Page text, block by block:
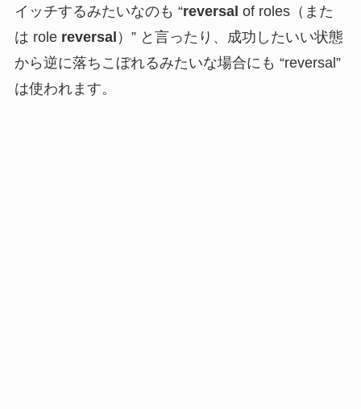
イッチするみたいなのも “reversal of roles（また
は role reversal ）” と言ったり、成功したいい状態
から逆に落ちこぼれるみたいな場合にも “reversal”
は使われます。